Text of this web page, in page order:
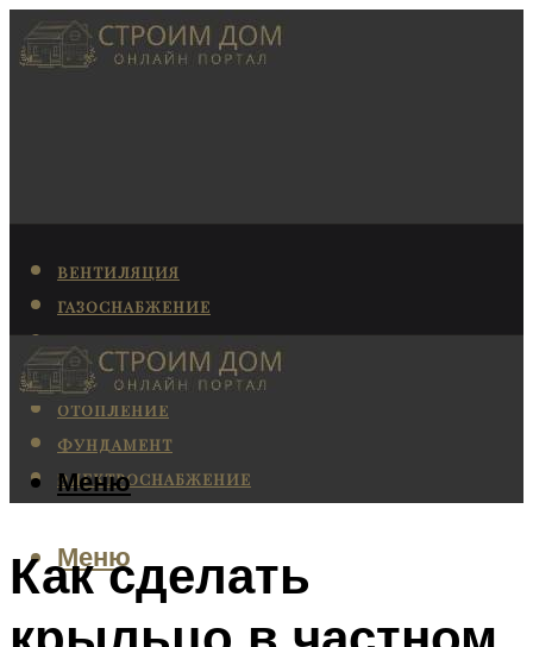
ВЕНТИЛЯЦИЯ
ГАЗОСНАБЖЕНИЕ
КАНАЛИЗАЦИЯ
КОНДИЦИОНИРОВАНИЕ
ОТОПЛЕНИЕ
ФУНДАМЕНТ
ЭЛЕКТРОСНАБЖЕНИЕ
Меню
Меню
Как сделать